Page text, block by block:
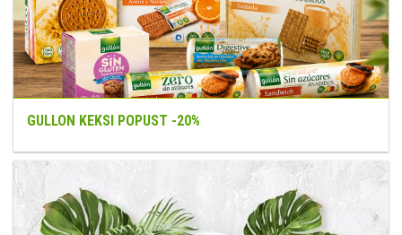
GULLON KEKSI POPUST -20%